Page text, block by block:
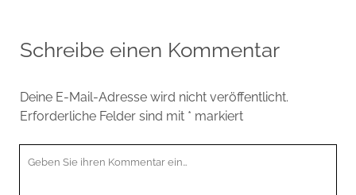
Schreibe einen Kommentar
Deine E-Mail-Adresse wird nicht veröffentlicht.
Erforderliche Felder sind mit * markiert